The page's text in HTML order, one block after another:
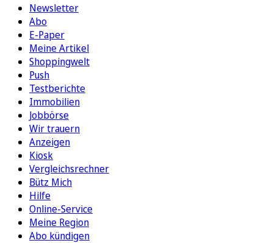
Newsletter
Abo
E-Paper
Meine Artikel
Shoppingwelt
Push
Testberichte
Immobilien
Jobbörse
Wir trauern
Anzeigen
Kiosk
Vergleichsrechner
Bütz Mich
Hilfe
Online-Service
Meine Region
Abo kündigen